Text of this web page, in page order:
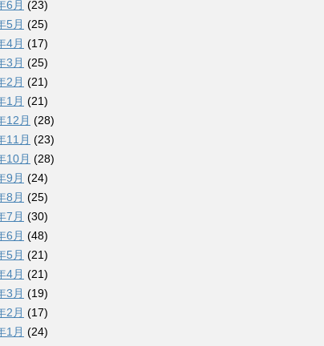
6月 (23)
5月 (25)
4月 (17)
3月 (25)
2月 (21)
1月 (21)
12月 (28)
11月 (23)
10月 (28)
9月 (24)
8月 (25)
7月 (30)
6月 (48)
5月 (21)
4月 (21)
3月 (19)
2月 (17)
1月 (24)